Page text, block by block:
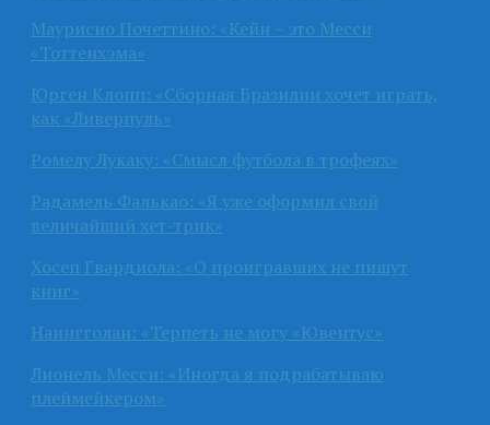
Маурисио Почеттино: «Кейн – это Месси
«Тоттенхэма»
Юрген Клопп: «Сборная Бразилии хочет играть,
как «Ливерпуль»
Ромелу Лукаку: «Смысл футбола в трофеях»
Радамель Фалькао: «Я уже оформил свой
величайший хет-трик»
Хосеп Гвардиола: «О проигравших не пишут
книг»
Наингголан: «Терпеть не могу «Ювентус»
Лионель Месси: «Иногда я подрабатываю
плеймейкером»